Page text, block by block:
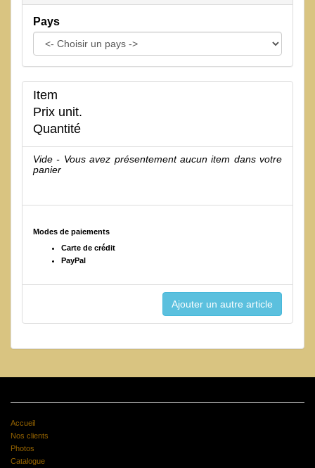
Pays
Item
Prix unit.
Quantité
Vide - Vous avez présentement aucun item dans votre
panier
Modes de paiements
Carte de crédit
PayPal
Accueil
Nos clients
Photos
Catalogue